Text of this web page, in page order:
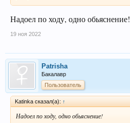
Надоел по ходу, одно обьяснение!
19 ноя 2022
Patrisha
Бакалавр
Пользователь
Katinka сказал(а): ↑
Надоел по ходу, одно обьяснение!